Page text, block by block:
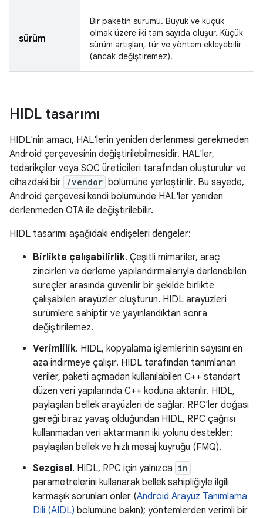
sürüm
Bir paketin sürümü. Büyük ve küçük
olmak üzere iki tam sayıda oluşur. Küçük
sürüm artışları, tür ve yöntem ekleyebilir
(ancak değiştiremez).
HIDL tasarımı
HIDL'nin amacı, HAL'lerin yeniden derlenmesi gerekmeden
Android çerçevesinin değiştirilebilmesidir. HAL'ler,
tedarikçiler veya SOC üreticileri tarafından oluşturulur ve
cihazdaki bir /vendor bölümüne yerleştirilir. Bu sayede,
Android çerçevesi kendi bölümünde HAL'ler yeniden
derlenmeden OTA ile değiştirilebilir.
HIDL tasarımı aşağıdaki endişeleri dengeler:
Birlikte çalışabilirlik. Çeşitli mimariler, araç
zincirleri ve derleme yapılandırmalarıyla derlenebilen
süreçler arasında güvenilir bir şekilde birlikte
çalışabilen arayüzler oluşturun. HIDL arayüzleri
sürümlere sahiptir ve yayınlandıktan sonra
değiştirilemez.
Verimlilik. HIDL, kopyalama işlemlerinin sayısını en
aza indirmeye çalışır. HIDL tarafından tanımlanan
veriler, paketi açmadan kullanılabilen C++ standart
düzen veri yapılarında C++ koduna aktarılır. HIDL,
paylaşılan bellek arayüzleri de sağlar. RPC'ler doğası
gereği biraz yavaş olduğundan HIDL, RPC çağrısı
kullanmadan veri aktarmanın iki yolunu destekler:
paylaşılan bellek ve hızlı mesaj kuyruğu (FMQ).
Sezgisel. HIDL, RPC için yalnızca in
parametrelerini kullanarak bellek sahipliğiyle ilgili
karmaşık sorunları önler (Android Arayüz Tanımlama
Dili (AIDL) bölümüne bakın); yöntemlerden verimli bir